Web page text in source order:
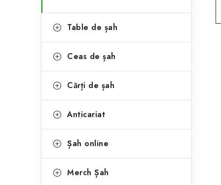
a
l
Table de șah
Ceas de șah
Cărți de șah
Anticariat
Șah online
Merch Șah